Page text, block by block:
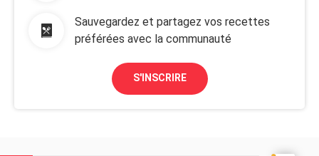
Sauvegardez et partagez vos recettes
préférées avec la communauté
S'INSCRIRE